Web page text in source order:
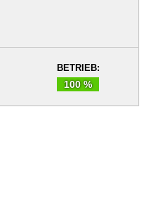
BETRIEB:
100 %